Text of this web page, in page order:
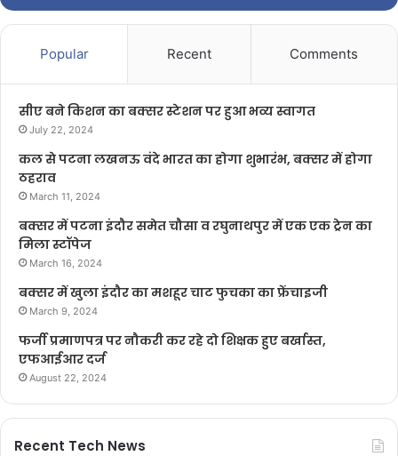
Popular Recent Comments
सीए बने किशन का बक्सर स्टेशन पर हुआ भव्य स्वागत
July 22, 2024
कल से पटना लखनऊ वंदे भारत का होगा शुभारंभ, बक्सर में होगा
ठहराव
March 11, 2024
बक्सर में पटना इंदौर समेत चौसा व रघुनाथपुर में एक एक ट्रेन का
मिला स्टॉपेज
March 16, 2024
बक्सर में खुला इंदौर का मशहूर चाट फुचका का फ्रेंचाइजी
March 9, 2024
फर्जी प्रमाणपत्र पर नौकरी कर रहे दो शिक्षक हुए बर्खास्त,
एफआईआर दर्ज
August 22, 2024
Recent Tech News